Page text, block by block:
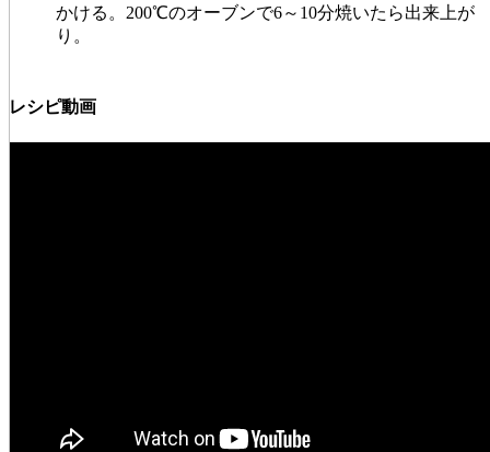
かける。200℃のオーブンで6～10分焼いたら出来上が
り。
レシピ動画